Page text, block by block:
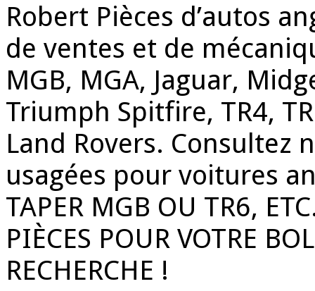
Robert Pièces d’autos
de ventes et de
MGB, MGA, Jaguar,
Triumph Spitfire, TR4,
Land Rovers. Consultez
usagées pour voitures
TAPER MGB OU TR6,
PIÈCES POUR VOTRE
RECHERCHE !